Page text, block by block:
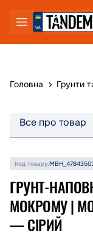
Головна Грунти
Все про товар
Код товару:
ГРУНТ-
МОКРОМУ |
— СІРИЙ